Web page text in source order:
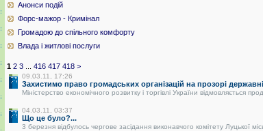
Анонси подій
Форс-мажор - Кримінал
Громадою до спільного комфорту
Влада і житлові послуги
1 2 3 416 417 418 >
09.03.11, 17:26
Захистимо право громадських організацій на прозорі
Міністерство економічного розвитку і торгівлі України відмовляється
04.03.11, 03:37
Що це було?...
3 березня відбулось чергове засідання виконавчого комітету Луцької